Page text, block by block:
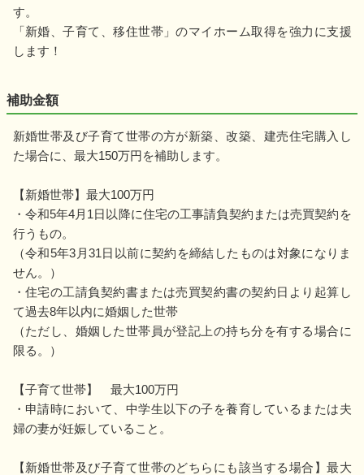
す。
「新婚、子育て、移住世帯」のマイホーム取得を強力に支援
します！
補助金額
新婚世帯及び子育て世帯の方が新築、改築、建売住宅購入し
た場合に、最大150万円を補助します。
【新婚世帯】最大100万円
・令和5年4月1日以降に住宅の工事請負契約または売買契約を
行うもの。
（令和5年3月31日以前に契約を締結したものは対象になりま
せん。）
・住宅の工請負契約書または売買契約書の契約日より起算し
て過去8年以内に婚姻した世帯
（ただし、婚姻した世帯員が登記上の持ち分を有する場合に
限る。）
【子育て世帯】 最大100万円
・申請時において、中学生以下の子を養育しているまたは夫
婦の妻が妊娠していること。
【新婚世帯及び子育て世帯のどちらにも該当する場合】最大